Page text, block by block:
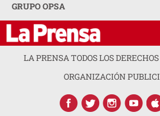
GRUPO OPSA
LA PRENSA TODOS LOS
ORGANIZACIÓN